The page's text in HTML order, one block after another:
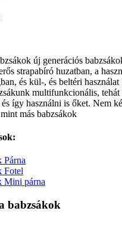
új generációs
strapabíró huzatban, a
és kül-, és beltéri
multifunkcionális, tehát
így használni is őket. Nem
más babzsákok
Párna
Fotel
Mini párna
babzsákok